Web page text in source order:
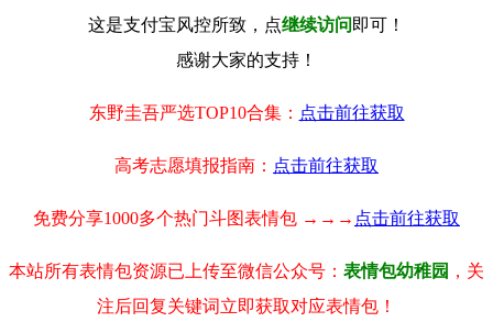
这是支付宝风控所致，点继续访问 即可！
感谢大家的支持！
东野圭吾严选TOP10合集： 点击前往获取
高考志愿填报指南： 点击前往获取
免费分享1000多个热门斗图表情包 →→→ 点击前往获取
本站所有表情包资源已上传至微信公众号： 表情包幼稚园 ，关
注后回复关键词立即获取对应表情包！